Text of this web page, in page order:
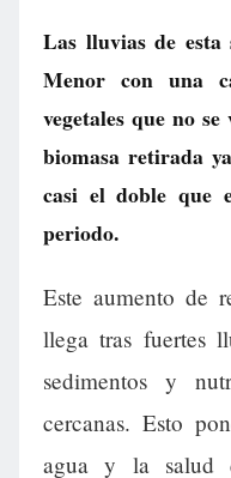
Las lluvias de
Menor con una
vegetales que no
biomasa retirada
casi el doble que
periodo.
Este aumento de
llega tras fuertes
sedimentos y
cercanas. Esto
agua y la salud